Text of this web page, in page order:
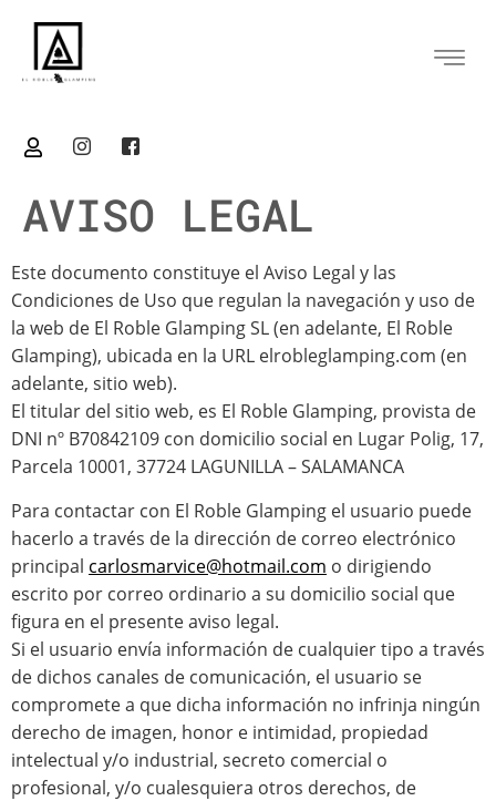
AVISO LEGAL
Este documento constituye el Aviso Legal y las
Condiciones de Uso que regulan la navegación y uso de
la web de El Roble Glamping SL (en adelante, El Roble
Glamping), ubicada en la URL elrobleglamping.com (en
adelante, sitio web).
El titular del sitio web, es El Roble Glamping, provista de
DNI nº B70842109 con domicilio social en Lugar Polig, 17,
Parcela 10001, 37724 LAGUNILLA – SALAMANCA
Para contactar con El Roble Glamping el usuario puede
hacerlo a través de la dirección de correo electrónico
principal carlosmarvice@hotmail.com o dirigiendo
escrito por correo ordinario a su domicilio social que
figura en el presente aviso legal.
Si el usuario envía información de cualquier tipo a través
de dichos canales de comunicación, el usuario se
compromete a que dicha información no infrinja ningún
derecho de imagen, honor e intimidad, propiedad
intelectual y/o industrial, secreto comercial o
profesional, y/o cualesquiera otros derechos, de